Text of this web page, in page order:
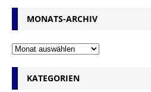
MONATS-ARCHIV
KATEGORIEN